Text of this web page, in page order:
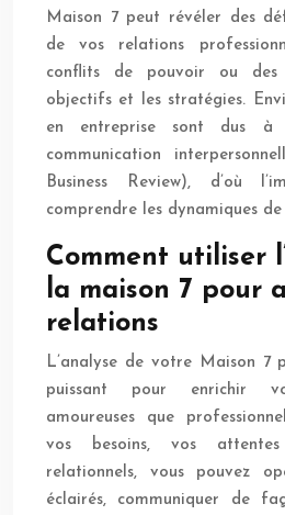
Maison 7 peut révéler des
de vos relations
conflits de pouvoir ou des
objectifs et les stratégies.
en entreprise sont dus à
communication
Business Review), d’où
comprendre les dynamiques
Comment utiliser
la maison 7 pour
relations
L’analyse de votre Maison 7
puissant pour enrichir
amoureuses que
vos besoins, vos
relationnels, vous pouvez
éclairés, communiquer de